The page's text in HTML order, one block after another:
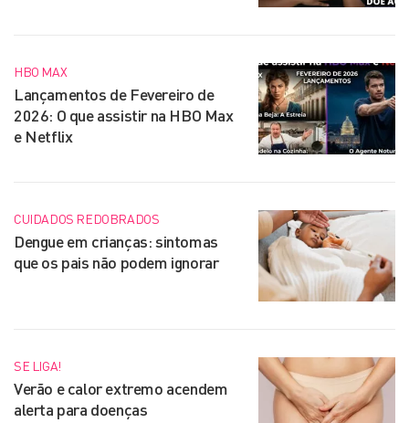
HBO MAX
Lançamentos de Fevereiro de
2026: O que assistir na HBO Max
e Netflix
CUIDADOS REDOBRADOS
Dengue em crianças: sintomas
que os pais não podem ignorar
SE LIGA!
Verão e calor extremo acendem
alerta para doenças